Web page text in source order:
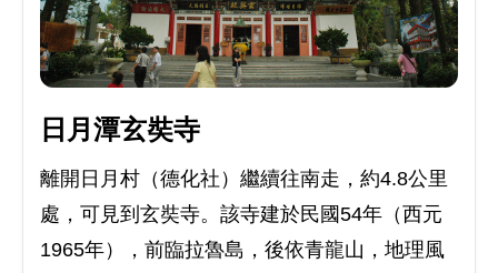
日月潭玄奘寺
離開日月村（德化社）繼續往南走，約4.8公里
處，可見到玄奘寺。該寺建於民國54年（西元
1965年），前臨拉魯島，後依青龍山，地理風